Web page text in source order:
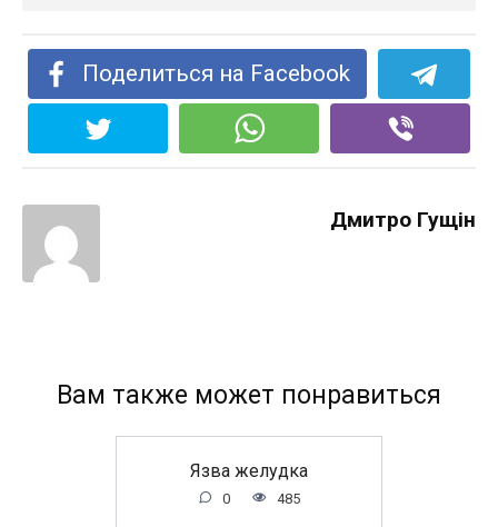
Поделиться на Facebook
Дмитро Гущін
Вам также может понравиться
Язва желудка
0 485